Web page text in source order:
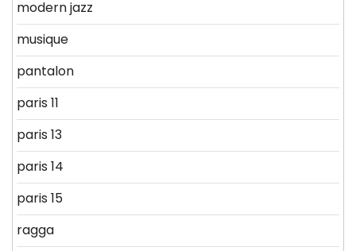
modern jazz
musique
pantalon
paris 11
paris 13
paris 14
paris 15
ragga